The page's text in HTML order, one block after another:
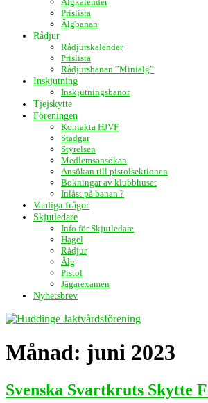
Prislista
Älgbanan
Rådjur
Rådjurskalender
Prislista
Rådjursbanan ”Miniälg”
Inskjutning
Inskjutningsbanor
Tjejskytte
Föreningen
Kontakta HJVF
Stadgar
Styrelsen
Medlemsansökan
Ansökan till pistolsektionen
Bokningar av klubbhuset
Inlåst på banan ?
Vanliga frågor
Skjutledare
Info för Skjutledare
Hagel
Rådjur
Älg
Pistol
Jägarexamen
Nyhetsbrev
Månad: juni 2023
Svenska Svartkruts Skytte